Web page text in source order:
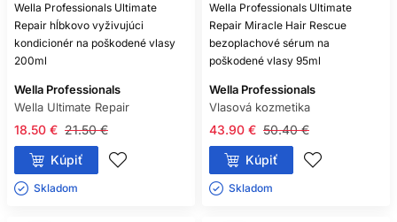
Wella Professionals Ultimate
Repair hĺbkovo vyživujúci
kondicionér na poškodené vlasy
200ml
Wella Professionals
Wella Ultimate Repair
21.50 €
18.50 €
Kúpiť
Skladom ㅤ
Wella Professionals Ultimate
Repair Miracle Hair Rescue
bezoplachové sérum na
poškodené vlasy 95ml
Wella Professionals
Vlasová kozmetika
50.40 €
43.90 €
Kúpiť
Skladom ㅤ